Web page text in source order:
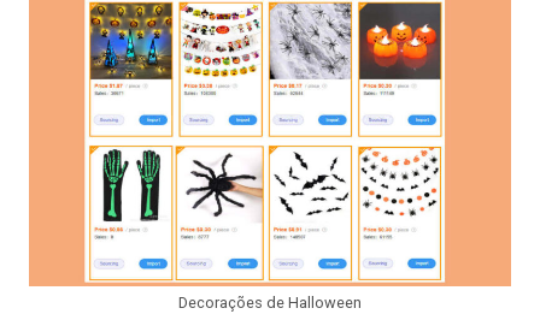
Decorações de Halloween